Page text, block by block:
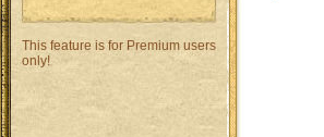
This feature is for Premium users
only!